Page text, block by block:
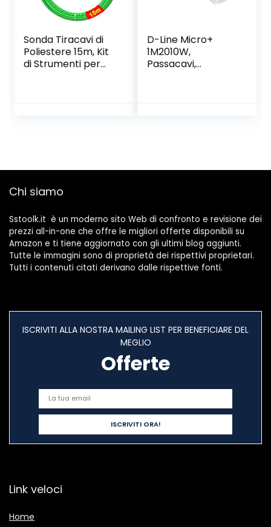
Sonda Tiracavi di
Poliestere 15m, Kit
di Strumenti per
D-Line Micro+
1M2010W,
Passacavi,
Lunghezza –
Chi siamo
Sstoolk.it è un moderno sito Web di confronto e revisione dei
prezzi all-in-one che offre le migliori offerte disponibili su
Amazon e ti tiene aggiornato con gli ultimi blog aggiunti.
Tutte le immagini sono di proprietà dei rispettivi proprietari.
Tutti i contenuti citati derivano dalle rispettive fonti.
ISCRIVITI ALLA NOSTRA MAILING LIST PER BENEFICIARE DEL
MEGLIO
Offerte
Link veloci
Home